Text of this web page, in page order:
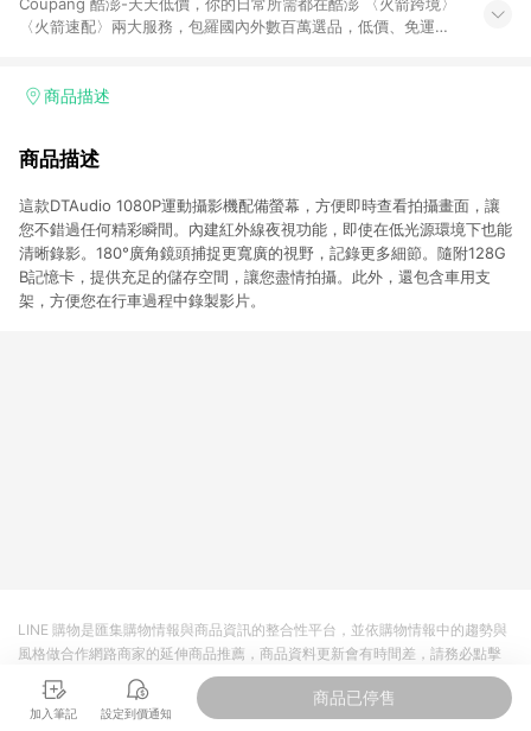
〈火箭速配〉兩大服務，包羅國內外數百萬選品，低價、免運，
加入WOW會員告別湊免運，火箭速配、火箭跨境優質選品不限金
商品描述
商品描述
這款DTAudio 1080P運動攝影機配備螢幕，方便即時查看拍攝畫面，讓
您不錯過任何精彩瞬間。內建紅外線夜視功能，即使在低光源環境下也能
清晰錄影。180°廣角鏡頭捕捉更寬廣的視野，記錄更多細節。隨附128G
B記憶卡，提供充足的儲存空間，讓您盡情拍攝。此外，還包含車用支
架，方便您在行車過程中錄製影片。
加入筆記 設定到價通知
商品已停售
LINE 購物是匯集購物情報與商品資訊的整合性平台，並依購物情報中的趨勢與
風格做合作網路商家的延伸商品推薦，商品資料更新會有時間差，請務必點擊
商品至各合作網路商家，確認現售價與購物條件，一切資訊以合作廠商網頁為
準。